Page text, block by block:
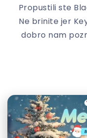
Propustili ste
Ne brinite jer
dobro nam